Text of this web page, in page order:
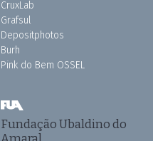
CruxLab
Grafsul
Depositphotos
Burh
Pink do Bem OSSEL
Fundação Ubaldino do
Amaral